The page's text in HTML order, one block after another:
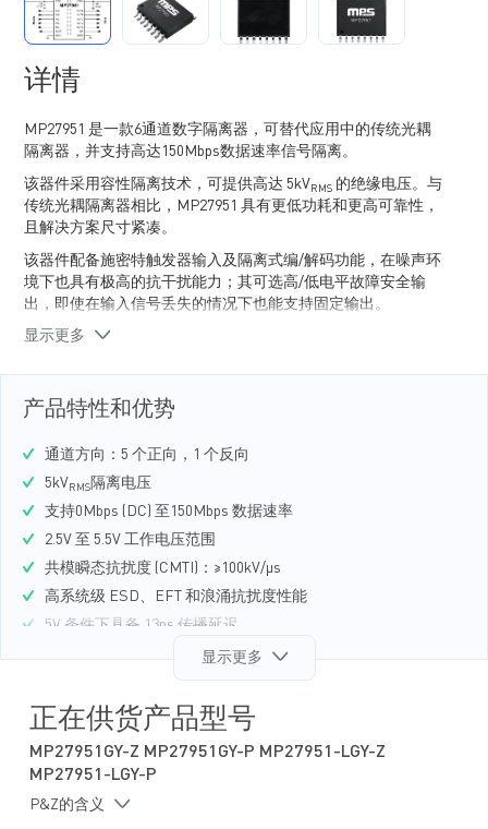
详情
MP27951 是一款6通道数字隔离器，可替代应用中的传统光耦
隔离器，并支持高达150Mbps数据速率信号隔离。
该器件采用容性隔离技术，可提供高达 5kV RMS 的绝缘电压。与
传统光耦隔离器相比，MP27951 具有更低功耗和更高可靠性，
且解决方案尺寸紧凑。
该器件配备施密特触发器输入及隔离式编/解码功能，在噪声环
境下也具有极高的抗干扰能力；其可选高/低电平故障安全输
出，即使在输入信号丢失的情况下也能支持固定输出。
MP27951 采用 SOIC-16 宽体 (WB) 封装。
显示更多
产品特性和优势
通道方向：5 个正向，1 个反向
5kV RMS 隔离电压
支持0Mbps (DC) 至150Mbps 数据速率
2.5V 至 5.5V 工作电压范围
共模瞬态抗扰度 (CMTI)：≥100kV/μs
高系统级 ESD、EFT 和浪涌抗扰度性能
5V 条件下具备 13ns 传播延迟
逻辑高 (MP27951) 和逻辑低 (MP27951-L)默认输出选项
1.2kV 最大工作绝缘电压(V IORM)
采用 SOIC-16 宽体(WB) 封装
符合UL 1577 第五版认证:
显示更多
正在供货产品型号
MP27951GY-Z MP27951GY-P MP27951-LGY-Z
MP27951-LGY-P
P&Z的含义